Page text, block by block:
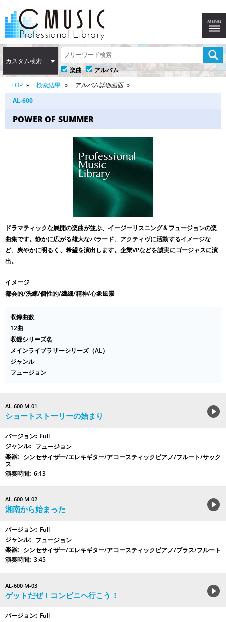
カスタム検索
楽曲
アルバム
TOP
検索結果
アルバム詳細画面
AL-600
POWER OF SUMMER
ドラマティックな展開の楽曲が並ぶ、イージーリスニング＆フュージョンの楽
曲集です。静かに広がる雄大なバラード、アクティヴに活動するイメージな
ど、爽やかに明るく、希望を演出します。企業VPなどを誠実にゴージャスに演
出。
イメージ
都会的/洗練/個性的/繊細/精神/心象風景
収録曲数
12曲
収録シリーズ名
メインライブラリーシリーズ（AL）
ジャンル
フュージョン
AL-600 M-01
ショートストーリーの始まり
Full
フュージョン
シンセサイザー/エレキギター/アコースティックピアノ/フルート/サック
ス
6:13
AL-600 M-02
湘南から始まった
Full
フュージョン
シンセサイザー/エレキギター/アコースティックピアノ/ブラス/フルート
3:45
AL-600 M-03
ゲットだぜ！コンビニヘ行こう！
Full